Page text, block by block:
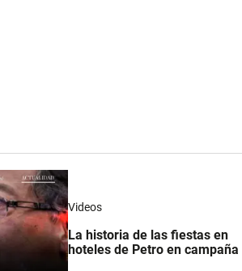
Videos
La historia de las fiestas en
hoteles de Petro en campaña